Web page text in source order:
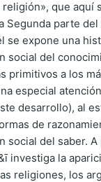
que aquí
Segunda parte del
se expone una
social del
primitivos a los
especial
desarrollo), al
de
social del saber.
investiga la
religiones, los